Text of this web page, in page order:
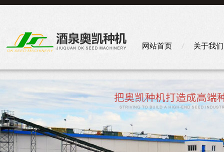
网站首页 关于我们